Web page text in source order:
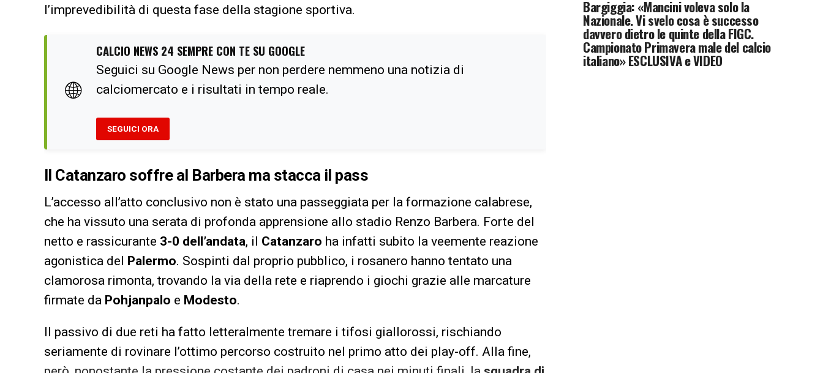
l’imprevedibilità di questa fase della stagione sportiva.
🌐
CALCIO NEWS 24 SEMPRE CON TE SU GOOGLE
Seguici su Google News per non perdere nemmeno una notizia di
calciomercato e i risultati in tempo reale.
SEGUICI ORA
Il Catanzaro soffre al Barbera ma stacca il pass
L’accesso all’atto conclusivo non è stato una passeggiata per la formazione calabrese,
che ha vissuto una serata di profonda apprensione allo stadio Renzo Barbera. Forte del
netto e rassicurante 3-0 dell’andata, il Catanzaro ha infatti subito la veemente reazione
agonistica del Palermo. Sospinti dal proprio pubblico, i rosanero hanno tentato una
clamorosa rimonta, trovando la via della rete e riaprendo i giochi grazie alle marcature
firmate da Pohjanpalo e Modesto.
Il passivo di due reti ha fatto letteralmente tremare i tifosi giallorossi, rischiando
seriamente di rovinare l’ottimo percorso costruito nel primo atto dei play-off. Alla fine,
Bargiggia: «Mancini voleva solo la
Nazionale. Vi svelo cosa è successo
davvero dietro le quinte della FIGC.
Campionato Primavera male del calcio
italiano» ESCLUSIVA e VIDEO